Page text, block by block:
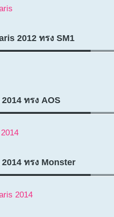
2012 ทรง SM1
ทรง AOS
ทรง Monster